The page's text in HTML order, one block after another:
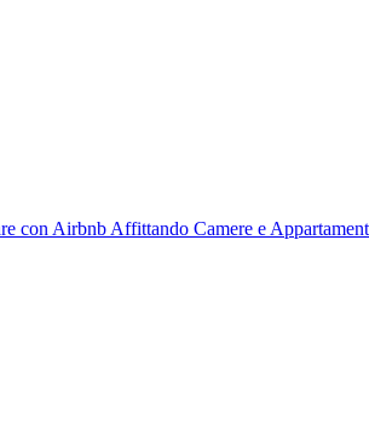
con Airbnb Affittando Camere e